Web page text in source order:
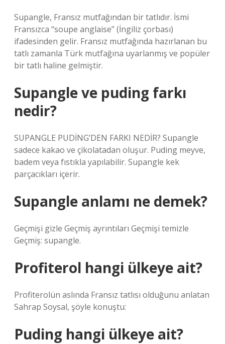
Supangle, Fransız mutfağından bir tatlıdır. İsmi
Fransızca “soupe anglaise” (İngiliz çorbası)
ifadesinden gelir. Fransız mutfağında hazırlanan bu
tatlı zamanla Türk mutfağına uyarlanmış ve popüler
bir tatlı haline gelmiştir.
Supangle ve puding farkı
nedir?
SUPANGLE PUDİNG’DEN FARKI NEDİR? Supangle
sadece kakao ve çikolatadan oluşur. Puding meyve,
badem veya fıstıkla yapılabilir. Supangle kek
parçacıkları içerir.
Supangle anlamı ne demek?
Geçmişi gizle Geçmiş ayrıntıları Geçmişi temizle
Geçmiş: supangle.
Profiterol hangi ülkeye ait?
Profiterolün aslında Fransız tatlısı olduğunu anlatan
Sahrap Soysal, şöyle konuştu:
Puding hangi ülkeye ait?